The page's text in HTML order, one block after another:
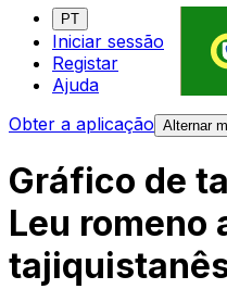
PT
Iniciar sessão
Registar
Ajuda
Obter a aplicação Alternar
Gráfico de
Leu romeno